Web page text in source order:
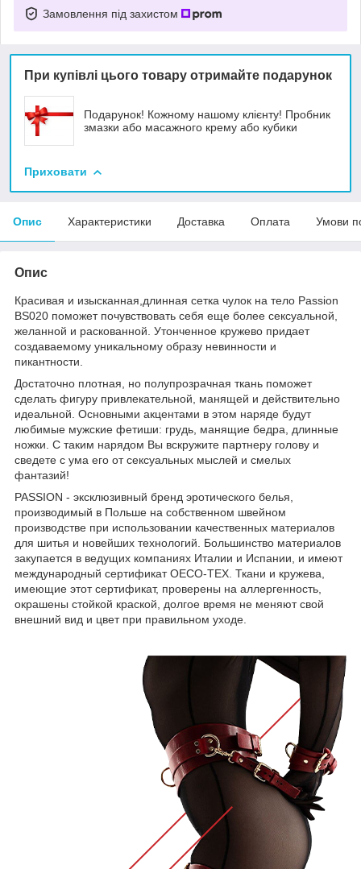
Замовлення під захистом
При купівлі цього товару отримайте подарунок
Подарунок! Кожному нашому клієнту! Пробник
змазки або масажного крему або кубики
Приховати
Опис Характеристики Доставка Оплата Умови
Опис
Красивая и изысканная, длинная сетка чулок на тело Passion
BS020 поможет почувствовать себя еще более сексуальной,
желанной и раскованной. Утонченное кружево придает
создаваемому уникальному образу невинности и
пикантности.
Достаточно плотная, но полупрозрачная ткань поможет
сделать фигуру привлекательной, манящей и действительно
идеальной. Основными акцентами в этом наряде будут
любимые мужские фетиши: грудь, манящие бедра, длинные
ножки. С таким нарядом Вы вскружите партнеру голову и
сведете с ума его от сексуальных мыслей и смелых
фантазий!
PASSION - эксклюзивный бренд эротического белья,
производимый в Польше на собственном швейном
производстве при использовании качественных материалов
для шитья и новейших технологий. Большинство материалов
закупается в ведущих компаниях Италии и Испании, и имеют
международный сертификат OECO-TEX. Ткани и кружева,
имеющие этот сертификат, проверены на аллергенность,
окрашены стойкой краской, долгое время не меняют свой
внешний вид и цвет при правильном уходе.